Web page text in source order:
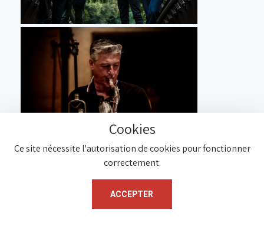
Cookies
Ce site nécessite l'autorisation de cookies pour fonctionner
correctement.
ACCEPTER